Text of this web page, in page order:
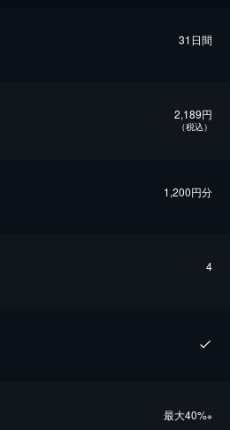
31日間
2,189円
（税込）
1,200円分
4
最⼤40%※